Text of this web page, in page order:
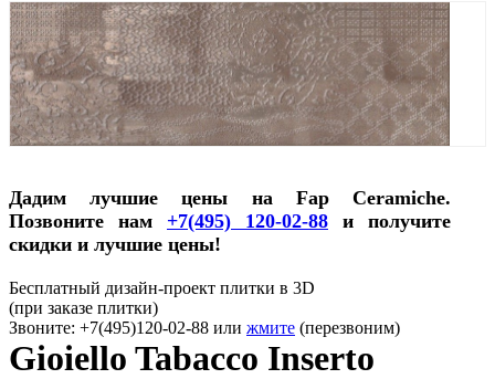
Дадим лучшие цены на Fap Ceramiche.
Позвоните нам +7(495) 120-02-88 и получите
скидки и лучшие цены!
Бесплатный дизайн-проект плитки в 3D
(при заказе плитки)
Звоните: +7(495)120-02-88 или жмите (перезвоним)
Gioiello Tabacco Inserto